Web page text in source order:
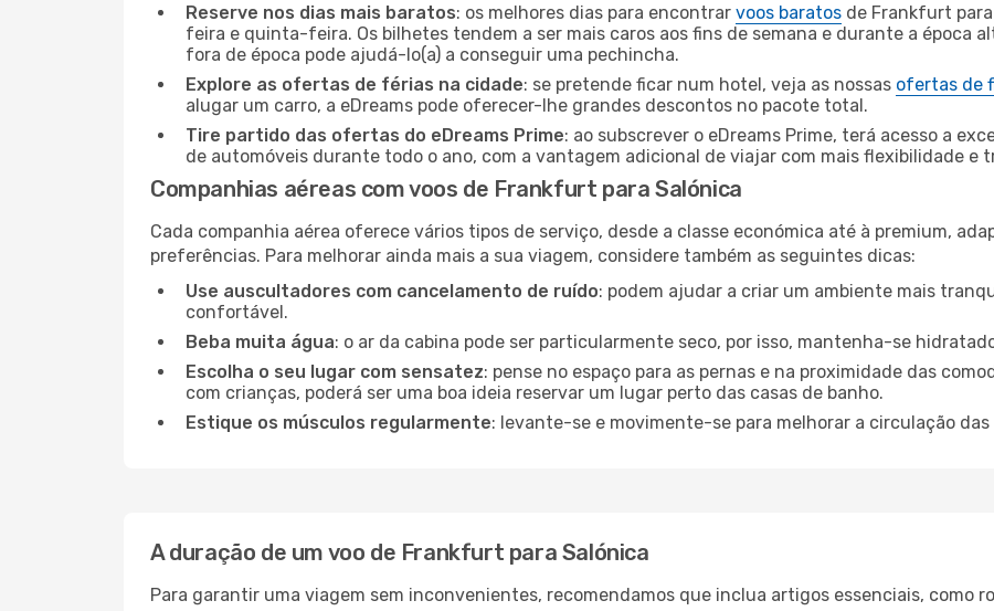
Reserve nos dias mais baratos: os melhores dias para encontrar voos baratos de Frankfurt
feira e quinta-feira. Os bilhetes tendem a ser mais caros aos fins de semana e durante a época
fora de época pode ajudá-lo(a) a conseguir uma pechincha.
Explore as ofertas de férias na cidade: se pretende ficar num hotel, veja as nossas ofertas de
alugar um carro, a eDreams pode oferecer-lhe grandes descontos no pacote total.
Tire partido das ofertas do eDreams Prime: ao subscrever o eDreams Prime, terá acesso a
de automóveis durante todo o ano, com a vantagem adicional de viajar com mais flexibilidade e
Companhias aéreas com voos de Frankfurt para Salónica
Cada companhia aérea oferece vários tipos de serviço, desde a classe económica até à premium,
preferências. Para melhorar ainda mais a sua viagem, considere também as seguintes dicas:
Use auscultadores com cancelamento de ruído: podem ajudar a criar um ambiente mais
confortável.
Beba muita água: o ar da cabina pode ser particularmente seco, por isso, mantenha-se
Escolha o seu lugar com sensatez: pense no espaço para as pernas e na proximidade das
com crianças, poderá ser uma boa ideia reservar um lugar perto das casas de banho.
Estique os músculos regularmente: levante-se e movimente-se para melhorar a circulação
A duração de um voo de Frankfurt para Salónica
Para garantir uma viagem sem inconvenientes, recomendamos que inclua artigos essenciais, como